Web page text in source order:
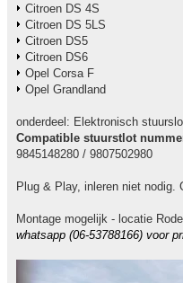
Citroen DS 4S
Citroen DS 5LS
Citroen DS5
Citroen DS6
Opel Corsa F
Opel Grandland
onderdeel: Elektronisch
Compatible stuurstlot
9845148280 / 9807502980
Plug & Play, inleren niet nodig.
Montage mogelijk - locatie
whatsapp (06-53788166) voor